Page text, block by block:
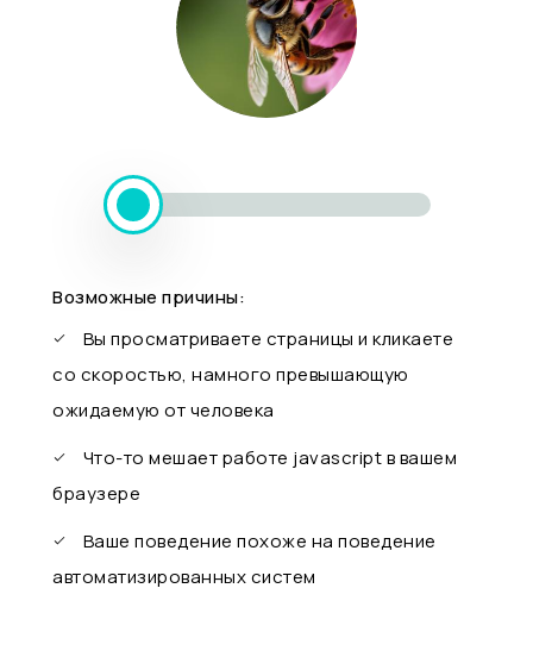
Возможные причины:
Вы просматриваете страницы и кликаете
со скоростью, намного превышающую
ожидаемую от человека
Что-то мешает работе javascript в вашем
браузере
Ваше поведение похоже на поведение
автоматизированных систем